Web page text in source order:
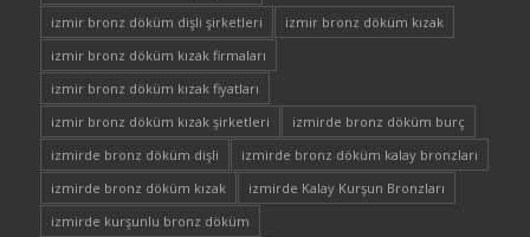
izmir bronz döküm dişli şirketleri
izmir bronz döküm kızak
izmir bronz döküm kızak firmaları
izmir bronz döküm kızak fiyatları
izmir bronz döküm kızak şirketleri
izmirde bronz döküm burç
izmirde bronz döküm dişli
izmirde bronz döküm kalay bronzları
izmirde bronz döküm kızak
izmirde Kalay Kurşun Bronzları
izmirde kurşunlu bronz döküm